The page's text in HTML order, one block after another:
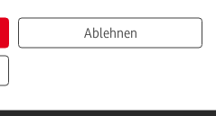
Ablehnen